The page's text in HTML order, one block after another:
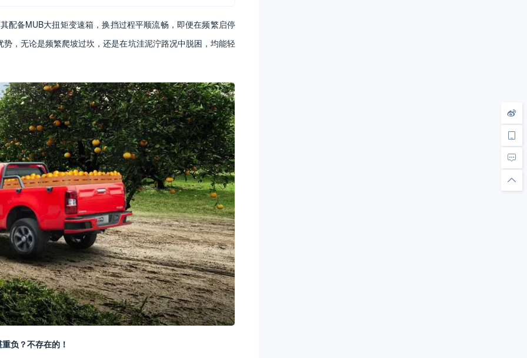
配备MUB大扭矩变速箱，换挡过程平顺流畅，即便在频繁启停
，无论是频繁爬坡过坎，还是在坑洼泥泞路况中脱困，均能轻
负？不存在的！